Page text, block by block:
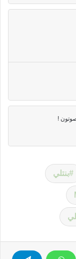
!
بنتلي